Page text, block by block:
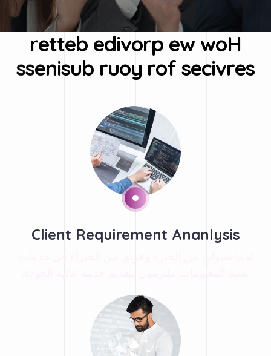
H
o
w
w
e
p
r
o
v
i
d
e
b
e
t
t
e
r
s
e
r
v
i
c
e
s
f
o
r
y
o
u
r
b
u
s
i
n
e
s
s
Client Requirement Ananlysis
لدينا سنوات من الخبرة وفريق من الخبراء في خدمات